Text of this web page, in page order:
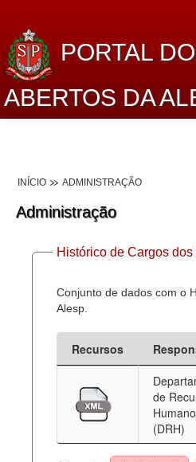
PORTAL
ABERTOS DA
Dados Abertos Alesp
Lei de Acesso à Informação
Dados Governamentais
Planejamento
Catálogo de dados
Processo Legislativo
Administração
Legislação
INÍCIO ADMINISTRAÇÃO
Administração
Histórico de Cargos
Conjunto de dados com o
Alesp.
Recursos
de
(DRH)